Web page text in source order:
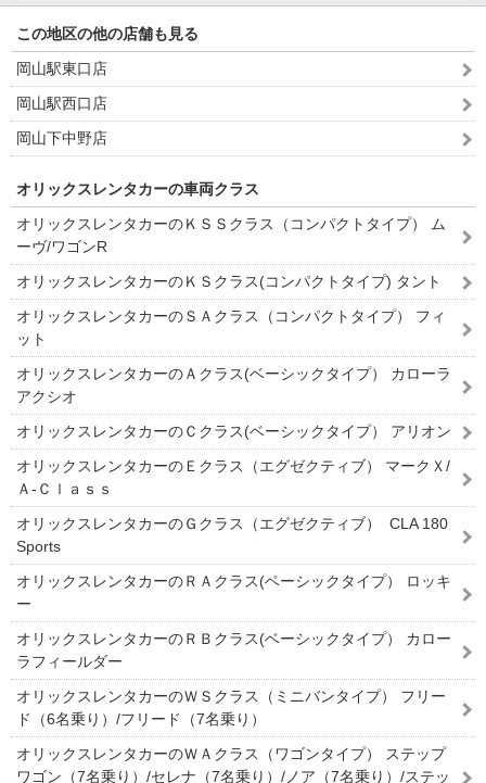
この地区の他の店舗も見る
岡山駅東口店
岡山駅西口店
岡山下中野店
オリックスレンタカーの車両クラス
オリックスレンタカーのＫＳＳクラス（コンパクトタイプ） ム
ーヴ/ワゴンR
オリックスレンタカーのＫＳクラス(コンパクトタイプ) タント
オリックスレンタカーのＳＡクラス（コンパクトタイプ） フィ
ット
オリックスレンタカーのＡクラス(ベーシックタイプ） カローラ
アクシオ
オリックスレンタカーのＣクラス(ベーシックタイプ） アリオン
オリックスレンタカーのＥクラス（エグゼクティブ） マークＸ/
Ａ-Ｃｌａｓｓ
オリックスレンタカーのＧクラス（エグゼクティブ） CLA 180
Sports
オリックスレンタカーのＲＡクラス(ベーシックタイプ） ロッキ
ー
オリックスレンタカーのＲＢクラス(ベーシックタイプ） カロー
ラフィールダー
オリックスレンタカーのＷＳクラス（ミニバンタイプ） フリー
ド（6名乗り）/フリード（7名乗り）
オリックスレンタカーのＷＡクラス（ワゴンタイプ） ステップ
ワゴン（7名乗り）/セレナ（7名乗り）/ノア（7名乗り）/ステッ